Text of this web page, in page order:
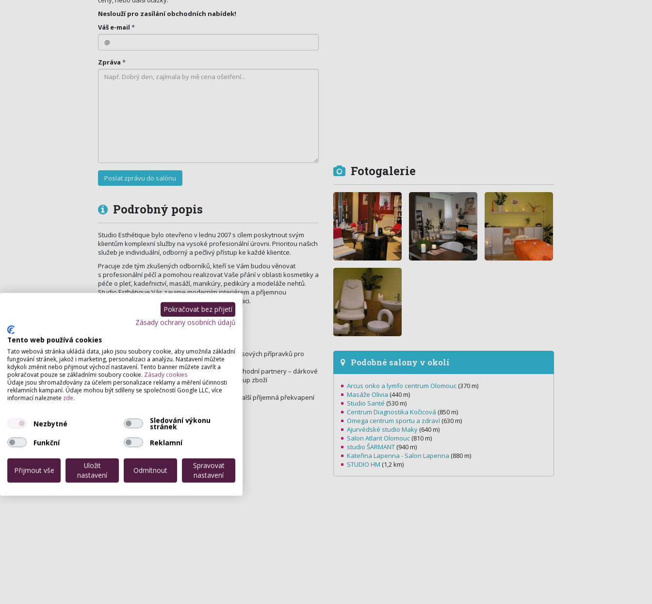
Neslouží pro zasílání obchodních nabídek!
Váš e-mail *
Zpráva *
Podrobný popis
Studio Esthétique bylo otevřeno v lednu 2007 s cílem poskytnout svým
klientům komplexní služby na vysoké profesionální úrovni. Prioritou našich
služeb je individuální, odborný a pečlivý přístup ke každé klientce.
Pracuje zde tým zkušených odborníků, kteří se Vám budou věnovat
s profesionální péčí a pomohou realizovat Vaše přání v oblasti kosmetiky a
péče o pleť, kadeřnictví, masáží, manikúry, pedikúry a modeláže nehtů.
Studio Esthétique Vás zaujme moderním interiérem a příjemnou
atmosférou, která přispěje k Vaší pohodě a relaxaci.
Dále nabízíme:
prodej profesionálních kosmetických a vlasových přípravků pro
domácí použití
tip na dárek pro Vaše, blízké, přátele a obchodní partnery – dárkové
poukázky na všechny naše služby i na nákup zboží
pravidelné výhodné akce
věrnostní program pro stálé zákazníky a další příjemná překvapení
Fotogalerie
Podobné salony v okolí
Arcus onko a lymfo centrum Olomouc (370 m)
Masáže Olivia (440 m)
Studio Santé (530 m)
Centrum Diagnostika Kočicová (850 m)
Omega centrum sportu a zdraví (630 m)
Ajurvédské studio Maky (640 m)
Salon Atlant Olomouc (810 m)
studio ŠARMANT (940 m)
Kateřina Lapenna - Salon Lapenna (880 m)
STUDIO HM (1,2 km)
Pokračovat bez přijetí
Zásady ochrany osobních údajů
Tento web používá cookies
Tato webová stránka ukládá data, jako jsou soubory cookie, aby umožnila základní
fungování stránek, jakož i marketing, personalizaci a analýzu. Nastavení můžete
kdykoli změnit nebo přijmout výchozí nastavení. Tento banner můžete zavřít a
pokračovat pouze se základními soubory cookie. Zásady cookies
Údaje jsou shromažďovány za účelem personalizace reklamy a měření účinnosti
reklamních kampaní. Údaje mohou být sdíleny se společností Google LLC, více
informací naleznete zde.
Nezbytné Sledování výkonu
stránek
Funkční
Reklamní
Přijmout vše
Uložit
nastavení
Odmítnout
Spravovat
nastavení